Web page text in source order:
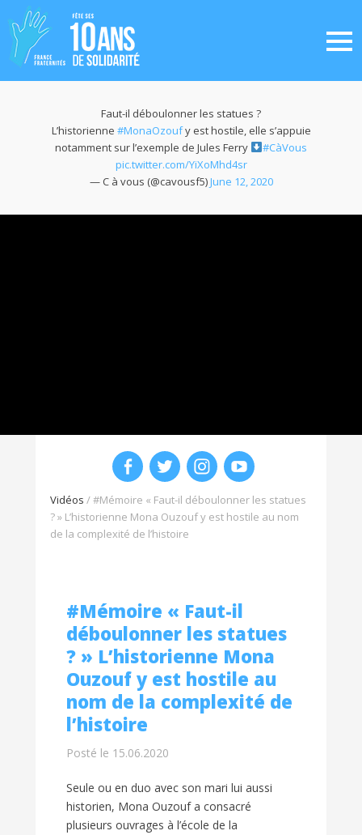
Faut-il déboulonner les statues ?
L’historienne #MonaOzoufy est hostile, elle s’appuie
notamment sur l’exemple de Jules Ferry
#CàVous
pic.twitter.com/YiXoMhd4sr
— C à vous (@cavousf5)June 12, 2020
Vidéos /#Mémoire « Faut-il déboulonner les statues
? » L’historienne Mona Ouzouf y est hostile au nom
de la complexité de l’histoire
#Mémoire « Faut-il
déboulonner les statues
? » L’historienne Mona
Ouzouf y est hostile au
nom de la complexité de
l’histoire
Posté le 15.06.2020
Seule ou en duo avec son mari lui aussi
historien, Mona Ouzouf a consacré
plusieurs ouvrages à l’école de la